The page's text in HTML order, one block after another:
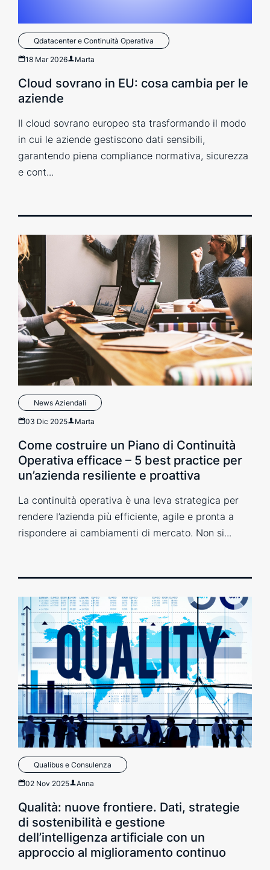
Qdatacenter e Continuità Operativa
18 Mar 2026 Marta
Cloud sovrano in EU: cosa cambia per le
aziende
Il cloud sovrano europeo sta trasformando il modo
in cui le aziende gestiscono dati sensibili,
garantendo piena compliance normativa, sicurezza
e cont...
News Aziendali
03 Dic 2025 Marta
Come costruire un Piano di Continuità
Operativa efficace – 5 best practice per
un’azienda resiliente e proattiva
La continuità operativa è una leva strategica per
rendere l’azienda più efficiente, agile e pronta a
rispondere ai cambiamenti di mercato. Non si...
Qualibus e Consulenza
02 Nov 2025 Anna
Qualità: nuove frontiere. Dati, strategie
di sostenibilità e gestione
dell’intelligenza artificiale con un
approccio al miglioramento continuo